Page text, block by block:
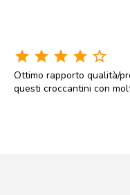
star star star star star_border
Ottimo rapporto qualità/
questi croccantini con